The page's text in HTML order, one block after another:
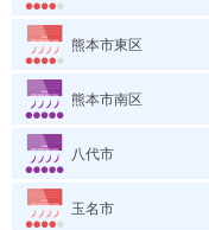
熊本市東区
熊本市南区
八代市
玉名市